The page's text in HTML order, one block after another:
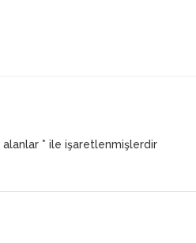
alanlar * ile işaretlenmişlerdir